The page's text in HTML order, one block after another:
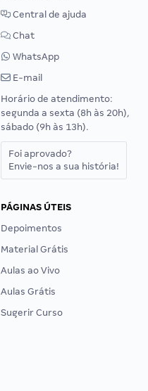
Central de ajuda
Chat
WhatsApp
E-mail
Horário de atendimento:
segunda a sexta (8h às 20h),
sábado (9h às 13h).
Foi aprovado?
Envie-nos a sua história!
PÁGINAS ÚTEIS
Depoimentos
Material Grátis
Aulas ao Vivo
Aulas Grátis
Sugerir Curso